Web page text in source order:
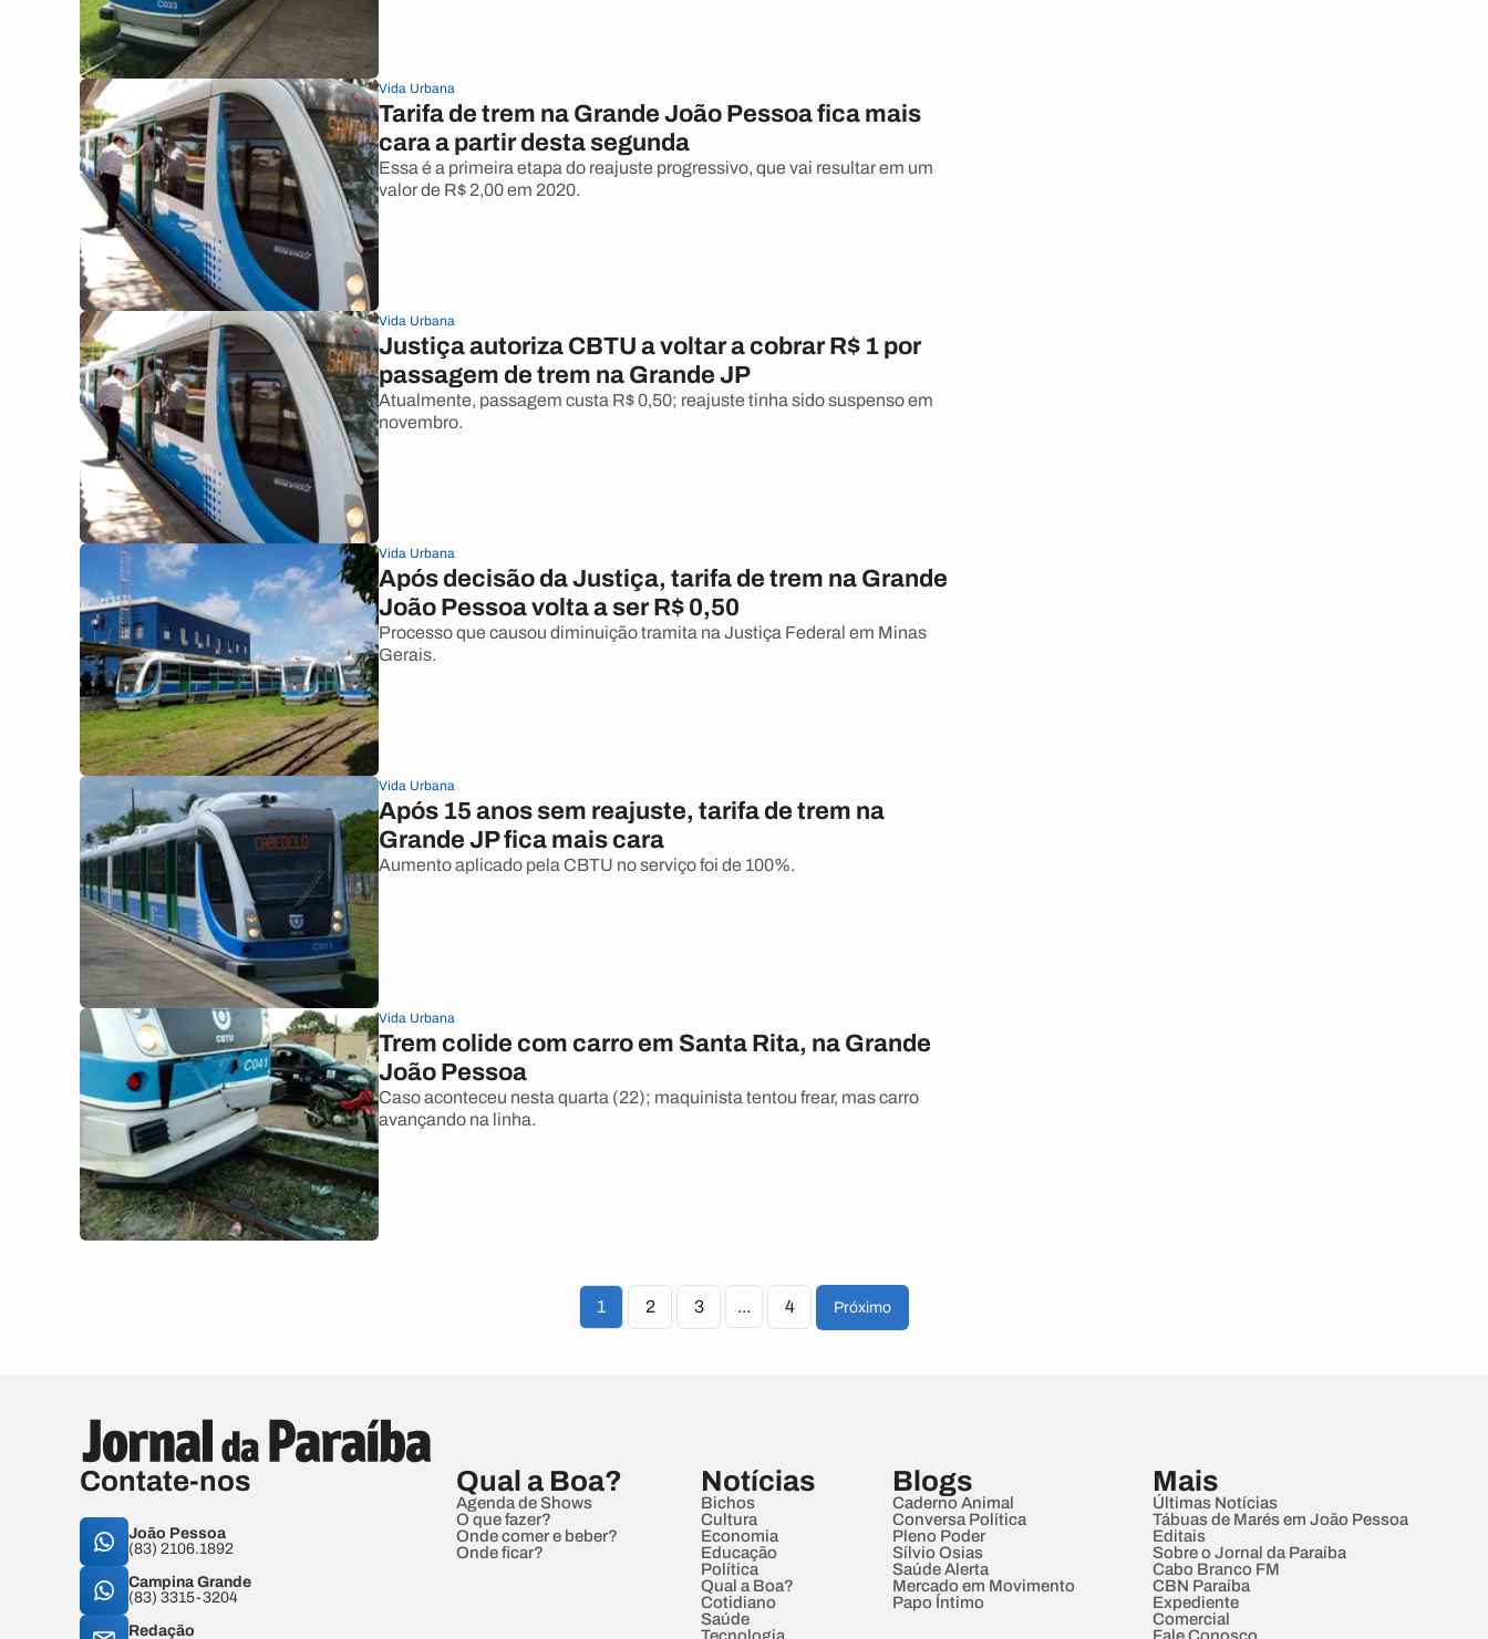
Vida Urbana
Tarifa de trem na Grande João Pessoa fica mais
cara a partir desta segunda
Essa é a primeira etapa do reajuste progressivo, que vai resultar em um
valor de R$ 2,00 em 2020.
Vida Urbana
Justiça autoriza CBTU a voltar a cobrar R$ 1 por
passagem de trem na Grande JP
Atualmente, passagem custa R$ 0,50; reajuste tinha sido suspenso em
novembro.
Vida Urbana
Após decisão da Justiça, tarifa de trem na Grande
João Pessoa volta a ser R$ 0,50
Processo que causou diminuição tramita na Justiça Federal em Minas
Gerais.
Vida Urbana
Após 15 anos sem reajuste, tarifa de trem na
Grande JP fica mais cara
Aumento aplicado pela CBTU no serviço foi de 100%.
Vida Urbana
Trem colide com carro em Santa Rita, na Grande
João Pessoa
Caso aconteceu nesta quarta (22); maquinista tentou frear, mas carro
avançando na linha.
1 2 3 ... 4 Próximo
Contate-nos
João Pessoa
(83) 2106.1892
Campina Grande
(83) 3315-3204
Redação
Qual a Boa?
Agenda de Shows
O que fazer?
Onde comer e beber?
Onde ficar?
Notícias
Bichos
Cultura
Economia
Educação
Política
Qual a Boa?
Cotidiano
Saúde
Blogs
Caderno Animal
Conversa Política
Pleno Poder
Sílvio Osias
Saúde Alerta
Mercado em Movimento
Papo Íntimo
Mais
Últimas Notícias
Tábuas de Marés em João Pessoa
Editais
Sobre o Jornal da Paraíba
Cabo Branco FM
CBN Paraíba
Expediente
Comercial